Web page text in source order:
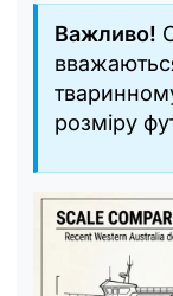
Важливо!
розміру